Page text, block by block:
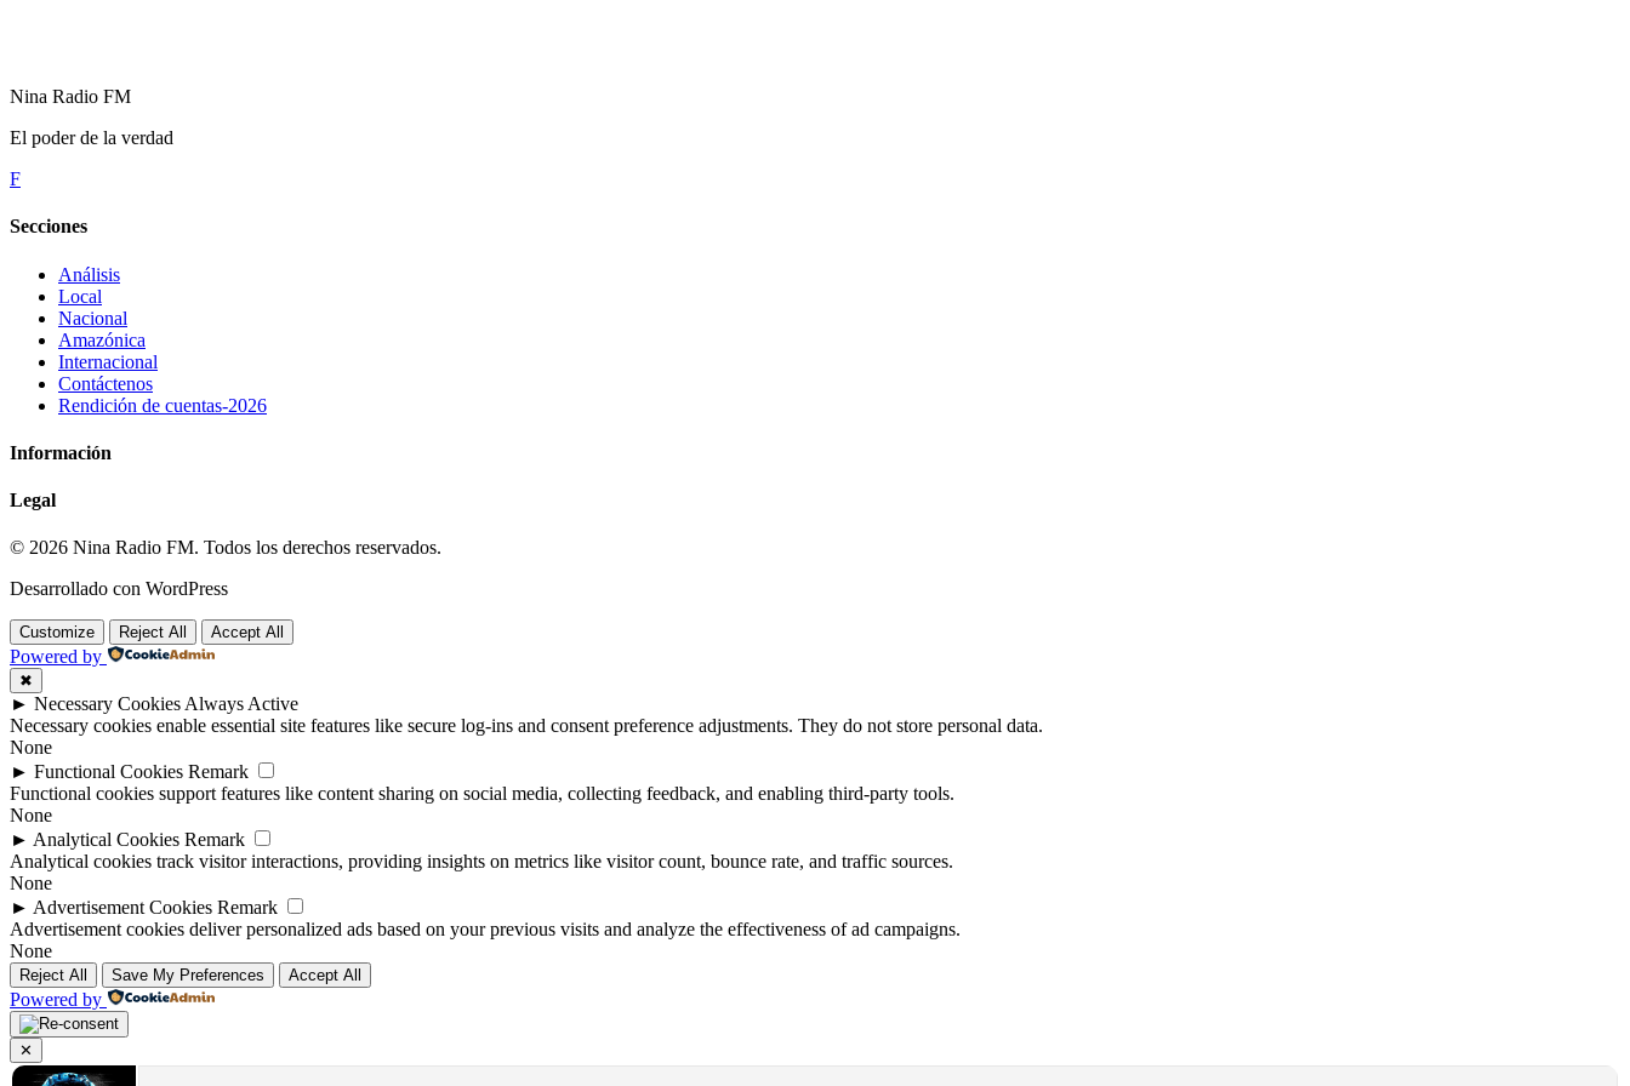
Nina Radio FM
El poder de la verdad
F
Secciones
Análisis
Local
Nacional
Amazónica
Internacional
Contáctenos
Rendición de cuentas-2026
Información
Legal
© 2026 Nina Radio FM. Todos los derechos reservados.
Desarrollado con WordPress
Customize Reject All Accept All
Powered by
✖
► Necessary Cookies Always Active
Necessary cookies enable essential site features like secure log-ins and consent preference adjustments. They do not store personal data.
None
► Functional Cookies Remark
Functional cookies support features like content sharing on social media, collecting feedback, and enabling third-party tools.
None
► Analytical Cookies Remark
Analytical cookies track visitor interactions, providing insights on metrics like visitor count, bounce rate, and traffic sources.
None
► Advertisement Cookies Remark
Advertisement cookies deliver personalized ads based on your previous visits and analyze the effectiveness of ad campaigns.
None
Reject All Save My Preferences Accept All
Powered by
✕